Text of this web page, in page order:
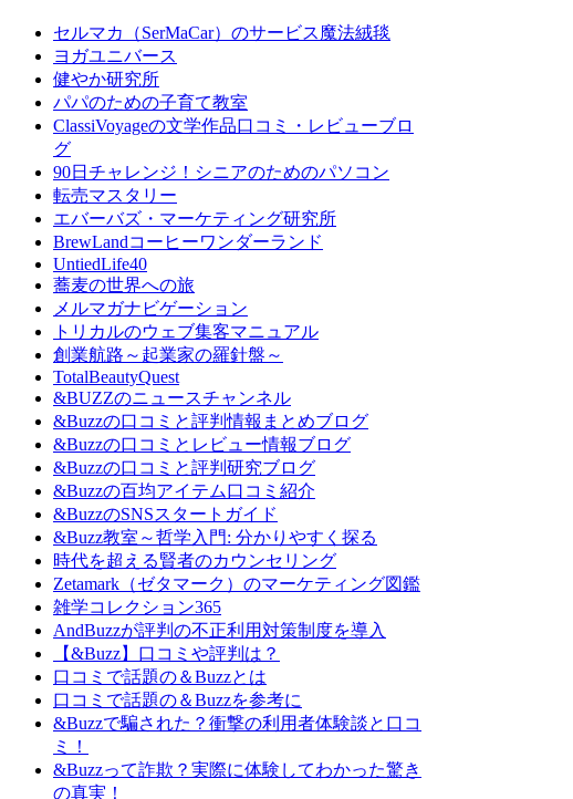
セルマカ（SerMaCar）のサービス魔法絨毯
ヨガユニバース
健やか研究所
パパのための子育て教室
ClassiVoyageの文学作品口コミ・レビューブロ
グ
90日チャレンジ！シニアのためのパソコン
転売マスタリー
エバーバズ・マーケティング研究所
BrewLandコーヒーワンダーランド
UntiedLife40
蕎麦の世界への旅
メルマガナビゲーション
トリカルのウェブ集客マニュアル
創業航路～起業家の羅針盤～
TotalBeautyQuest
&BUZZのニュースチャンネル
&Buzzの口コミと評判情報まとめブログ
&Buzzの口コミとレビュー情報ブログ
&Buzzの口コミと評判研究ブログ
&Buzzの百均アイテム口コミ紹介
&BuzzのSNSスタートガイド
&Buzz教室～哲学入門: 分かりやすく探る
時代を超える賢者のカウンセリング
Zetamark（ゼタマーク）のマーケティング図鑑
雑学コレクション365
AndBuzzが評判の不正利用対策制度を導入
【&Buzz】口コミや評判は？
口コミで話題の＆Buzzとは
口コミで話題の＆Buzzを参考に
&Buzzで騙された？衝撃の利用者体験談と口コ
ミ！
&Buzzって詐欺？実際に体験してわかった驚き
の真実！